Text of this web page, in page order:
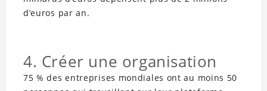
d’euros par an.
4. Créer une organisation
75 % des entreprises mondiales ont au moins 50